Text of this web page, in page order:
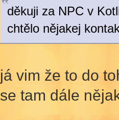
děkuji za NPC v
chtělo nějakej
já vim že to do
se tam dále